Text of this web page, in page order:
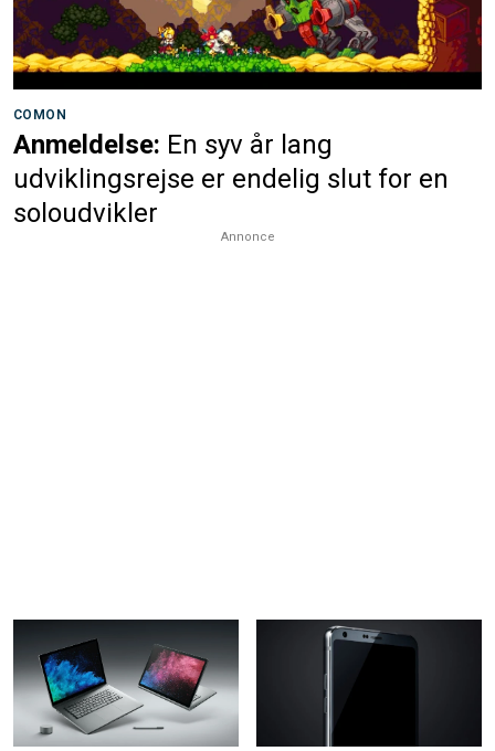
COMON
Anmeldelse: En syv år lang
udviklingsrejse er endelig slut for en
soloudvikler
Annonce